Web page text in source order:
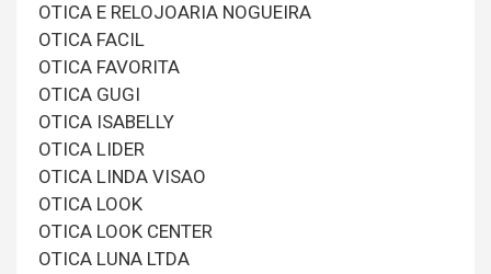
OTICA E RELOJOARIA NOGUEIRA
OTICA FACIL
OTICA FAVORITA
OTICA GUGI
OTICA ISABELLY
OTICA LIDER
OTICA LINDA VISAO
OTICA LOOK
OTICA LOOK CENTER
OTICA LUNA LTDA